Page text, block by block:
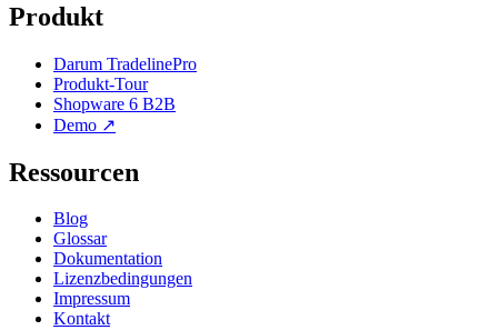
Produkt
Darum TradelinePro
Produkt-Tour
Shopware 6 B2B
Demo ↗
Ressourcen
Blog
Glossar
Dokumentation
Lizenzbedingungen
Impressum
Kontakt